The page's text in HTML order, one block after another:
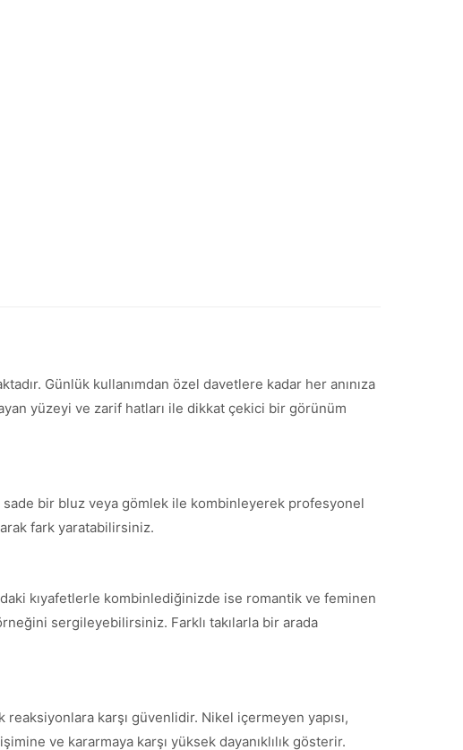
Günlük kullanımdan özel davetlere kadar her anınıza
yüzeyi ve zarif hatları ile dikkat çekici bir görünüm
sade bir bluz veya gömlek ile kombinleyerek profesyonel
fark yaratabilirsiniz.
kıyafetlerle kombinlediğinizde ise romantik ve feminen
sergileyebilirsiniz. Farklı takılarla bir arada
karşı güvenlidir. Nikel içermeyen yapısı,
ve kararmaya karşı yüksek dayanıklılık gösterir.